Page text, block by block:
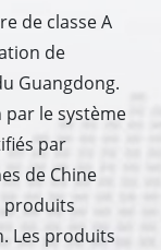
de classe A
de
Guangdong.
le système
par
de Chine
produits
Les produits